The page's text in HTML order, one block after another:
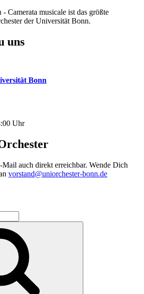
Camerata musicale ist das größte
der Universität Bonn.
uns
Bonn
Uhr
Mail auch direkt erreichbar. Wende Dich
vorstand@uniorchester-bonn.de